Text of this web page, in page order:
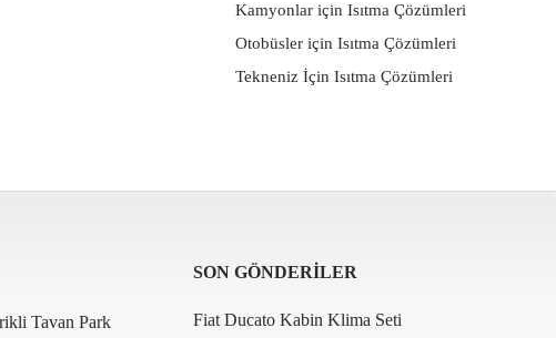
Kamyonlar için Isıtma Çözümleri
Otobüsler için Isıtma Çözümleri
Tekneniz İçin Isıtma Çözümleri
Tavan Park
SON GÖNDERILER
Fiat Ducato Kabin Klima Seti